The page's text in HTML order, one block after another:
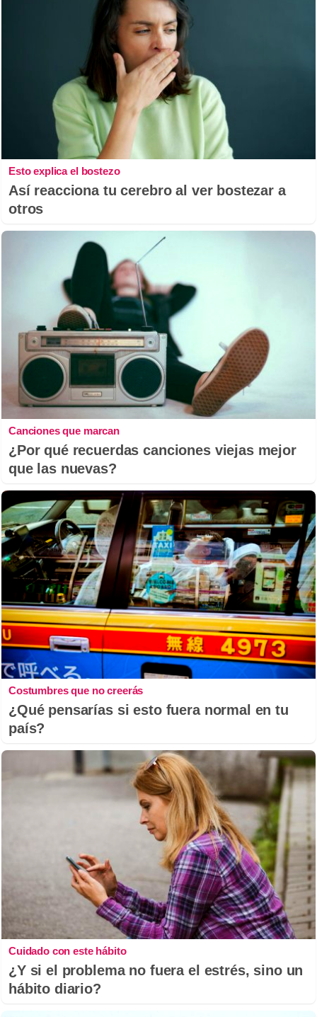
Esto explica el bostezo
Así reacciona tu cerebro al ver bostezar a
otros
Canciones que marcan
¿Por qué recuerdas canciones viejas mejor
que las nuevas?
Costumbres que no creerás
¿Qué pensarías si esto fuera normal en tu
país?
Cuidado con este hábito
¿Y si el problema no fuera el estrés, sino un
hábito diario?